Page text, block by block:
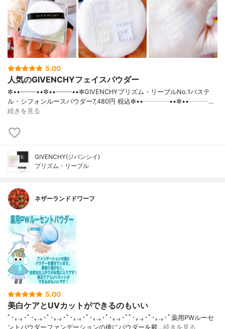
5.00
人気のGIVENCHYフェイスパウダー
✼••┈┈┈┈••✼••┈┈┈┈••✼GIVENCHYプリズム・リーブルNo.1パステ
ル・シフォンルースパウダー7,480円 税込✼••┈┈┈┈••✼••┈┈┈…
続きを見る
GIVENCHY(ジバンシイ)
プリズム・リーブル
ネザーランドドワーフ
5.00
美白ケアとUVカットができるのもいい
ﾟ･｡.｡･ﾟ･｡.｡･ﾟ･｡.｡･ﾟ･｡.｡･ﾟ･｡.｡･ﾟ･｡.｡･ﾟﾟ･｡.｡･ﾟ･｡.｡･ﾟ薬用PWルーセ
ントパウダーファンデーションの後にパウダーを載…続きを見る